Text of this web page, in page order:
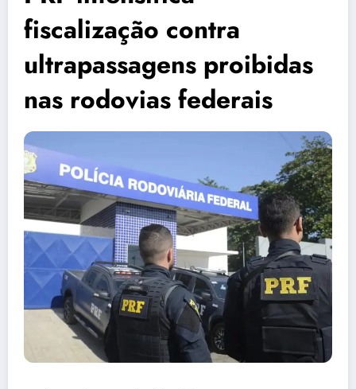
fiscalização contra
ultrapassagens proibidas
nas rodovias federais